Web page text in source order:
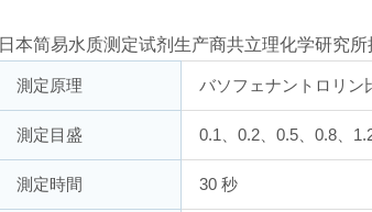
日本简易水质测定试剂生产商共立理化学研究所
測定原理 バソフェナントロリン
測定目盛 0.1、0.2、0.5、0.8、
測定時間 30 秒